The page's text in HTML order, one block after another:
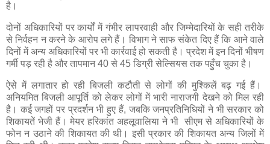
है।
दोनों अधिकारियों पर कार्यों में गंभीर लापरवाही और जिम्मेदारियों के सही तरीके
से निर्वहन न करने के आरोप लगे हैं। विभाग ने साफ संकेत दिए हैं कि आने वाले
दिनों में अन्य अधिकारियों पर भी कार्रवाई हो सकती है। प्रदेश में इन दिनों भीषण
गर्मी पड़ रही है और तापमान 40 से 45 डिग्री सेल्सियस तक पहुँच चुका है।
ऐसे में लगातार हो रही बिजली कटौती से लोगों की मुश्किलें बढ़ गई हैं।
अनियमित बिजली आपूर्ति को लेकर लोगों में भारी नाराजगी देखने को मिल रही
है। कई जगहों पर प्रदर्शन भी हुए हैं, जबकि जनप्रतिनिधियों ने भी सरकार को
शिकायतें भेजी हैं। मेयर हरिकांत अहलूवालिया ने भी सीएम से अधिकारियों के
फोन न उठाने की शिकायत की थी। इसी प्रकार की शिकायत अन्य जिलों में